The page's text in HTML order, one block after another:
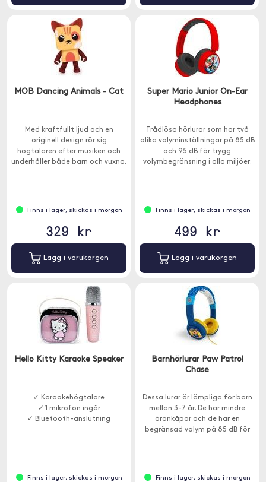
MOB Dancing Animals - Cat
Med kraftfullt ljud och en
originell design rör sig
högtalaren efter musiken och
underhåller både barn och vuxna.
Finns i lager, skickas i morgon
329 kr
Lägg i varukorgen
Super Mario Junior On-Ear
Headphones
Trådlösa hörlurar som har två
olika volyminställningar på 85 dB
och 95 dB för trygg
volymbegränsning i alla miljöer.
Finns i lager, skickas i morgon
499 kr
Lägg i varukorgen
Hello Kitty Karaoke Speaker
✓ Karaokehögtalare
✓ 1 mikrofon ingår
✓ Bluetooth-anslutning
Finns i lager, skickas i morgon
Barnhörlurar Paw Patrol
Chase
Dessa lurar är lämpliga för barn
mellan 3-7 år. De har mindre
öronkåpor och de har en
begränsad volym på 85 dB för
Finns i lager, skickas i morgon